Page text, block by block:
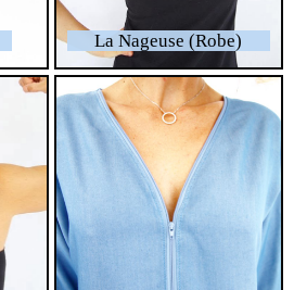
La Nageuse (Robe)